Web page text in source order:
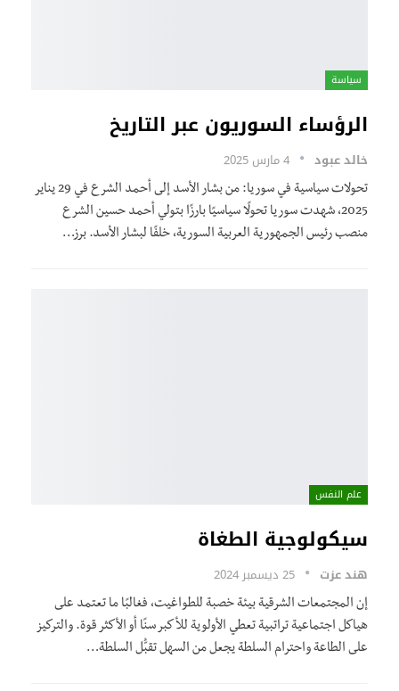
سياسة
الرؤساء السوريون عبر التاريخ
خالد عبود 4 مارس 2025
تحولات سياسية في سوريا: من بشار الأسد إلى أحمد الشرع في 29 يناير
2025، شهدت سوريا تحولًا سياسيًا بارزًا بتولي أحمد حسين الشرع
منصب رئيس الجمهورية العربية السورية، خلفًا لبشار الأسد. برز…
علم النفس
سيكولوجية الطغاة
هند عزت 25 ديسمبر 2024
إن المجتمعات الشرقية بيئة خصبة للطواغيت، فغالبًا ما تعتمد على
هياكل اجتماعية تراتبية تعطي الأولوية للأكبر سنًا أو الأكثر قوة. والتركيز
على الطاعة واحترام السلطة يجعل من السهل تقبُّل السلطة…